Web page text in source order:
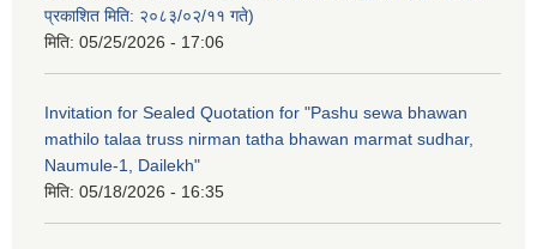
प्रकाशित मिति: २०८३/०२/११ गते)
मिति: 05/25/2026 - 17:06
Invitation for Sealed Quotation for "Pashu sewa bhawan
mathilo talaa truss nirman tatha bhawan marmat sudhar,
Naumule-1, Dailekh"
मिति: 05/18/2026 - 16:35